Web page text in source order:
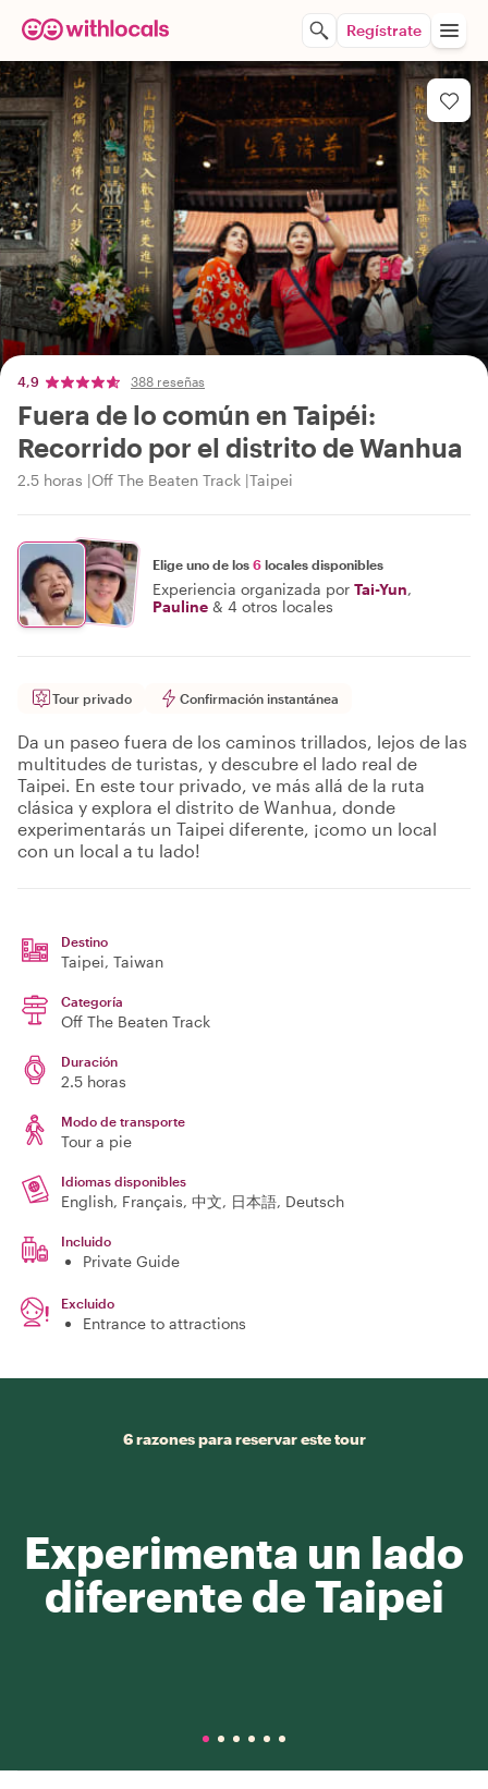
Regístrate
4,9 388 reseñas
Fuera de lo común en Taipéi:
Recorrido por el distrito de Wanhua
2.5 horas Off The Beaten Track Taipei
Elige uno de los 6 locales disponibles
Experiencia organizada por Tai-Yun,
Pauline & 4 otros locales
Tour privado Confirmación instantánea
Da un paseo fuera de los caminos trillados, lejos de las
multitudes de turistas, y descubre el lado real de
Taipei. En este tour privado, ve más allá de la ruta
clásica y explora el distrito de Wanhua, donde
experimentarás un Taipei diferente, ¡como un local
con un local a tu lado!
Destino
Taipei, Taiwan
Categoría
Off The Beaten Track
Duración
2.5 horas
Modo de transporte
Tour a pie
Idiomas disponibles
English, Français, 中文, 日本語, Deutsch
Incluido
Private Guide
Excluido
Entrance to attractions
6 razones para reservar este tour
Experimenta un lado
diferente de Taipei